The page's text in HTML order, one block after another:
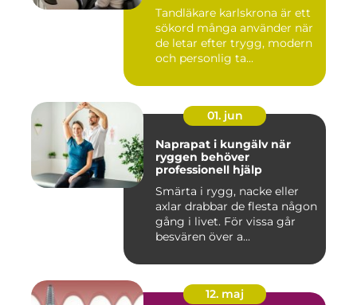
Tandläkare karlskrona är ett
sökord många använder när
de letar efter trygg, modern
och personlig ta...
01. jun
Naprapat i kungälv när
ryggen behöver
professionell hjälp
Smärta i rygg, nacke eller
axlar drabbar de flesta någon
gång i livet. För vissa går
besvären över a...
12. maj